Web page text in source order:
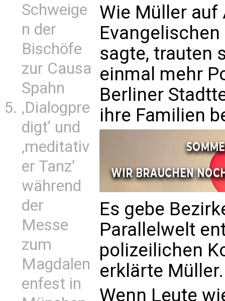
Schweige
n der
Bischöfe
zur Causa
Spahn
‚Dialogpre
digt‘ und
‚meditativ
er Tanz’
während
der
Messe
zum
Magdalen
enfest in
Wie Müller auf
sagte, trauten
einmal mehr
Berliner
ihre Familien
Es gebe
Parallelwelt
polizeilichen
erklärte Müller.
Wenn Leute